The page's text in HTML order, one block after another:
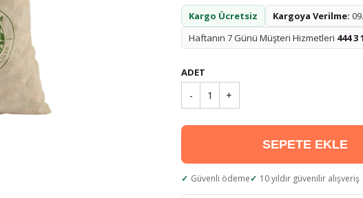
Kargo Ücretsiz Kargoya Verilme:
Haftanın 7 Günü Müşteri Hizmetleri 444 3
ADET
- 1 +
SEPETE EKLE
Güvenli ödeme 10 yıldır güvenilir alışveriş